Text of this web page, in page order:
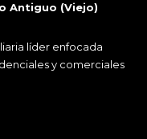
Antiguo (Viejo)
líder enfocada
y comerciales